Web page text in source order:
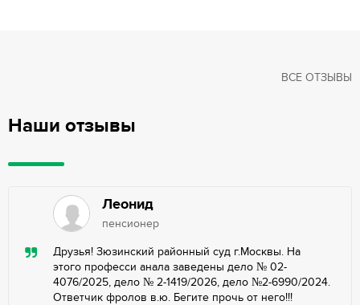
Наши отзывы
ВСЕ ОТЗЫВЫ
Леонид
пенсионер
Друзья! Зюзинский районный суд г.Москвы. На
этого професси анала заведены дело № 02-
4076/2025, дело № 2-1419/2026, дело №2-6990/2024.
Ответчик фролов в.ю. Бегите прочь от него!!!